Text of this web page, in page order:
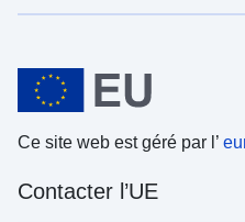
Ce site web est géré par l’
Contacter l’UE